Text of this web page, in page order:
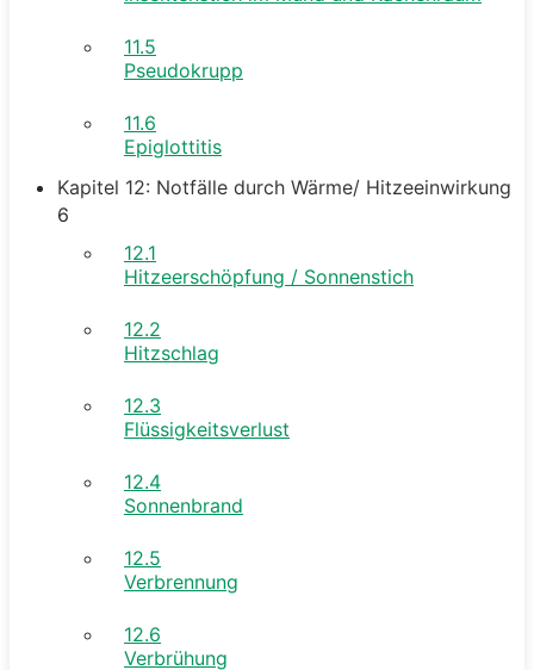
11.5
Pseudokrupp
11.6
Epiglottitis
Kapitel 12: Notfälle durch Wärme/ Hitzeeinwirkung
6
12.1
Hitzeerschöpfung / Sonnenstich
12.2
Hitzschlag
12.3
Flüssigkeitsverlust
12.4
Sonnenbrand
12.5
Verbrennung
12.6
Verbrühung